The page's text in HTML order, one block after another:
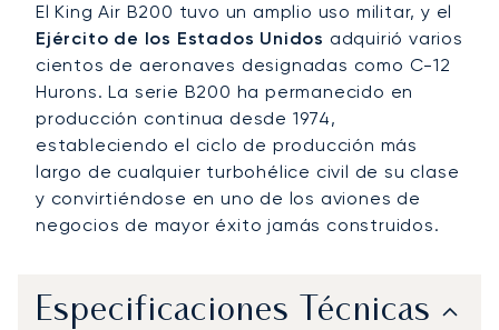
El King Air B200 tuvo un amplio uso militar, y el
Ejército de los Estados Unidos adquirió varios
cientos de aeronaves designadas como C-12
Hurons. La serie B200 ha permanecido en
producción continua desde 1974,
estableciendo el ciclo de producción más
largo de cualquier turbohélice civil de su clase
y convirtiéndose en uno de los aviones de
negocios de mayor éxito jamás construidos.
Especificaciones Técnicas